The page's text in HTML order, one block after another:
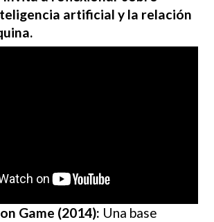
artificial y la relación
Game (2014): Una base